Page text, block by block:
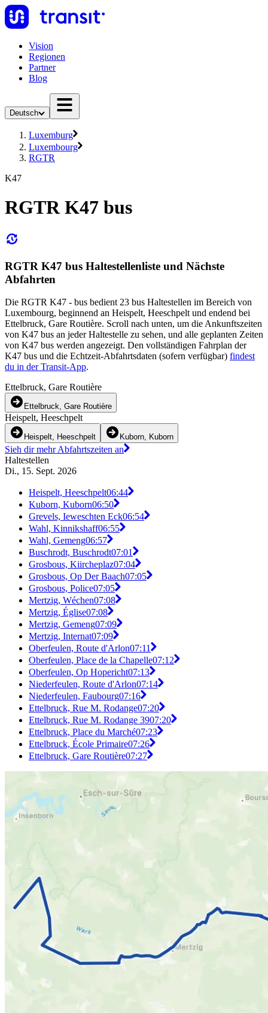
Vision
Regionen
Partner
Blog
Deutsch
Luxemburg
Luxembourg
RGTR
K47
RGTR K47 bus
RGTR K47 bus Haltestellenliste und Nächste
Abfahrten
Die RGTR K47 - bus bedient 23 bus Haltestellen im Bereich von
Luxembourg, beginnend an Heispelt, Heeschpelt und endend bei
Ettelbruck, Gare Routière. Scroll nach unten, um die Ankunftszeiten
von K47 bus an jeder Haltestelle zu sehen, und alle geplanten Zeiten
von K47 bus werden angezeigt. Den vollständigen Fahrplan der
K47 bus und die Echtzeit-Abfahrtsdaten (sofern verfügbar) findest
du in der Transit-App.
Ettelbruck, Gare Routière
Ettelbruck, Gare Routière
Heispelt, Heeschpelt
Heispelt, Heeschpelt Kuborn, Kuborn
Sieh dir mehr Abfahrtszeiten an
Haltestellen
Di., 15. Sept. 2026
Heispelt, Heeschpelt06:44
Kuborn, Kuborn06:50
Grevels, Ieweschten Eck06:54
Wahl, Kinnikshaff06:55
Wahl, Gemeng06:57
Buschrodt, Buschrodt07:01
Grosbous, Kiircheplaz07:04
Grosbous, Op Der Baach07:05
Grosbous, Police07:05
Mertzig, Wéchen07:08
Mertzig, Église07:08
Mertzig, Gemeng07:09
Mertzig, Internat07:09
Oberfeulen, Route d'Arlon07:11
Oberfeulen, Place de la Chapelle07:12
Oberfeulen, Op Hopericht07:13
Niederfeulen, Route d'Arlon07:14
Niederfeulen, Faubourg07:16
Ettelbruck, Rue M. Rodange07:20
Ettelbruck, Rue M. Rodange 3907:20
Ettelbruck, Place du Marché07:23
Ettelbruck, École Primaire07:26
Ettelbruck, Gare Routière07:27